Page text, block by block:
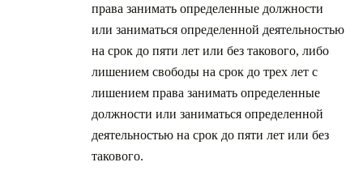
права занимать определенные должности
или заниматься определенной деятельностью
на срок до пяти лет или без такового, либо
лишением свободы на срок до трех лет с
лишением права занимать определенные
должности или заниматься определенной
деятельностью на срок до пяти лет или без
такового.